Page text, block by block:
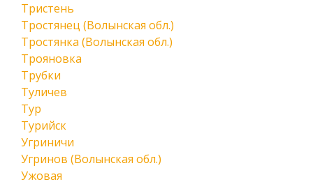
Тристень
Тростянец (Волынская обл.)
Тростянка (Волынская обл.)
Трояновка
Трубки
Туличев
Тур
Турийск
Угриничи
Угринов (Волынская обл.)
Ужовая